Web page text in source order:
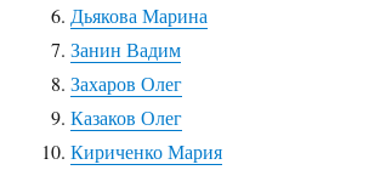
Дьякова Марина
Занин Вадим
Захаров Олег
Казаков Олег
Кириченко Мария